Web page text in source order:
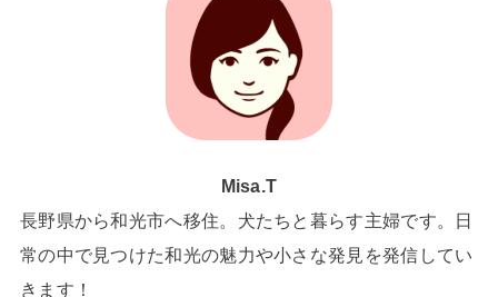
Misa.T
長野県から和光市へ移住。犬たちと暮らす主婦です。日
常の中で見つけた和光の魅力や小さな発見を発信してい
きます！